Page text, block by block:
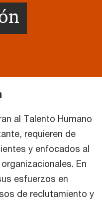
al Talento Humano
requieren de
y enfocados al
En
esfuerzos en
de reclutamiento y